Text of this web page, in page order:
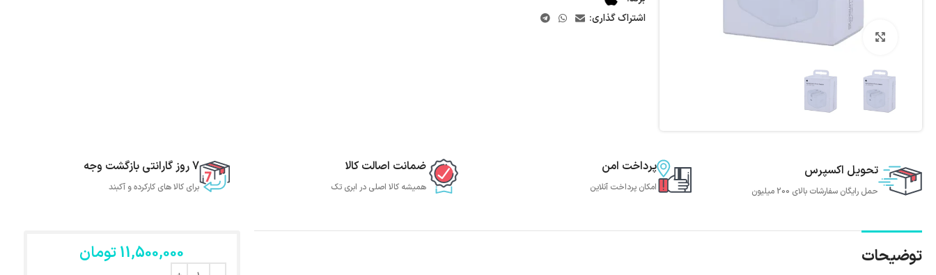
بزرگنمایی تصویر
اشتراک گذاری:
تحویل اکسپرس
حمل رایگان سفارشات بالای 200 میلیون
پرداخت امن
امکان پرداخت آنلاین
ضمانت اصالت کالا
همیشه کالا اصلی در ابری تک
7 روز گارانتی بازگشت وجه
برای کالا های کارکرده و آکبند
توضیحات 11,500,000تومان